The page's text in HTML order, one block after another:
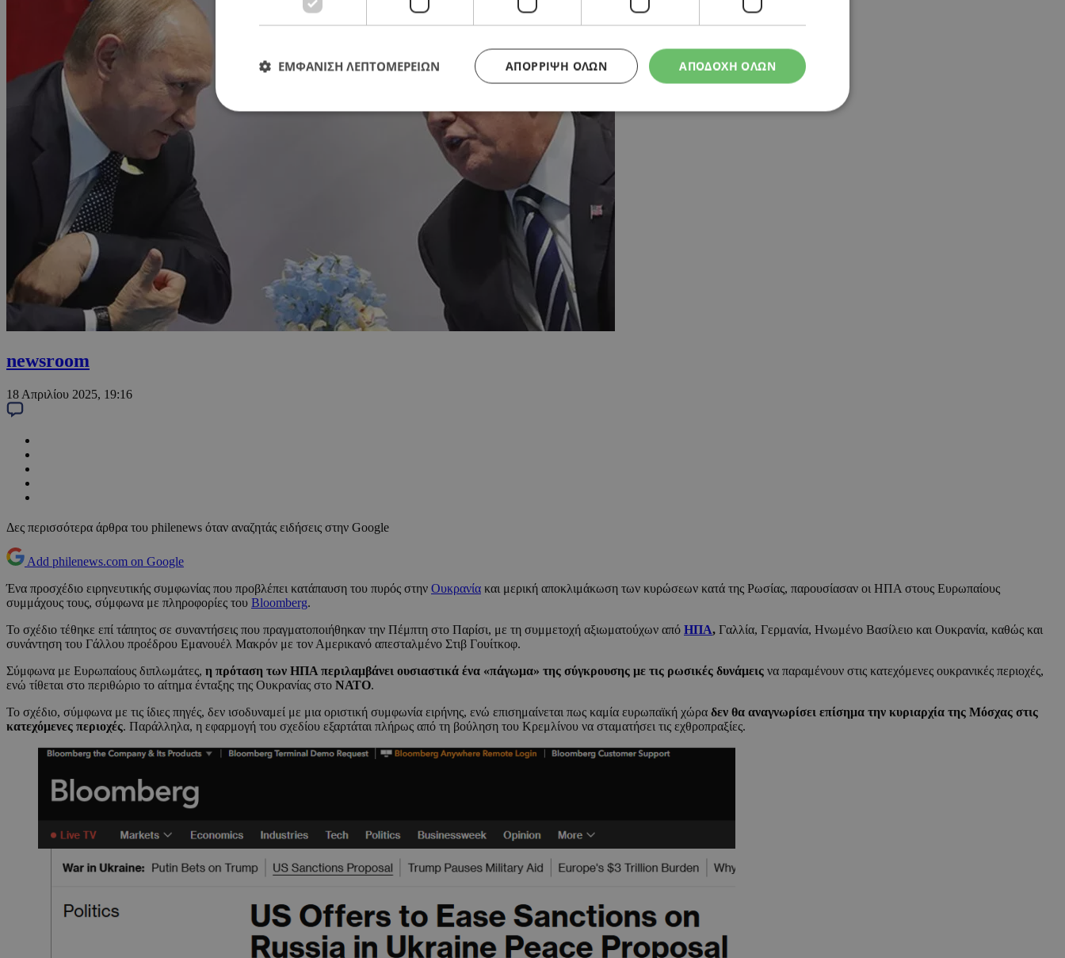
newsroom
18 Απριλίου 2025, 19:16
Δες περισσότερα άρθρα του philenews όταν αναζητάς ειδήσεις στην Google
Add philenews.com on Google
Ένα προσχέδιο ειρηνευτικής συμφωνίας που προβλέπει κατάπαυση του πυρός στην Ουκρανία και μερική αποκλιμάκωση των κυρώσεων κατά της Ρωσίας, παρουσίασαν οι ΗΠΑ στους Ευρωπαίους
συμμάχους τους, σύμφωνα με πληροφορίες του Bloomberg.
Το σχέδιο τέθηκε επί τάπητος σε συναντήσεις που πραγματοποιήθηκαν την Πέμπτη στο Παρίσι, με τη συμμετοχή αξιωματούχων από ΗΠΑ, Γαλλία, Γερμανία, Ηνωμένο Βασίλειο και Ουκρανία, καθώς και
συνάντηση του Γάλλου προέδρου Εμανουέλ Μακρόν με τον Αμερικανό απεσταλμένο Στιβ Γουίτκοφ.
Σύμφωνα με Ευρωπαίους διπλωμάτες, η πρόταση των ΗΠΑ περιλαμβάνει ουσιαστικά ένα «πάγωμα» της σύγκρουσης με τις ρωσικές δυνάμεις να παραμένουν στις κατεχόμενες ουκρανικές περιοχές,
ενώ τίθεται στο περιθώριο το αίτημα ένταξης της Ουκρανίας στο ΝΑΤΟ.
Το σχέδιο, σύμφωνα με τις ίδιες πηγές, δεν ισοδυναμεί με μια οριστική συμφωνία ειρήνης, ενώ επισημαίνεται πως καμία ευρωπαϊκή χώρα δεν θα αναγνωρίσει επίσημα την κυριαρχία της Μόσχας στις
κατεχόμενες περιοχές. Παράλληλα, η εφαρμογή του σχεδίου εξαρτάται πλήρως από τη βούληση του Κρεμλίνου να σταματήσει τις εχθροπραξίες.
ΑΠΟΔΟΧΗ ΟΛΩΝ
ΑΠΌΡΡΙΨΗ ΌΛΩΝ
ΕΜΦΑΝΙΣΗ ΛΕΠΤΟΜΕΡΕΙΩΝ